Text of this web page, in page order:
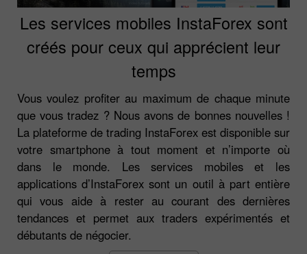
Les services mobiles InstaForex sont
créés pour ceux qui apprécient leur
temps
Vous voulez profiter au maximum de chaque minute
que vous tradez ? Nous avons de bonnes nouvelles !
La plateforme de trading InstaForex est disponible sur
votre smartphone à tout moment et n’importe où
dans le monde. Les services mobiles et les
applications d’InstaForex sont un outil à part entière
qui vous aide à rester au courant des dernières
tendances et permet aux traders expérimentés et
débutants de négocier.